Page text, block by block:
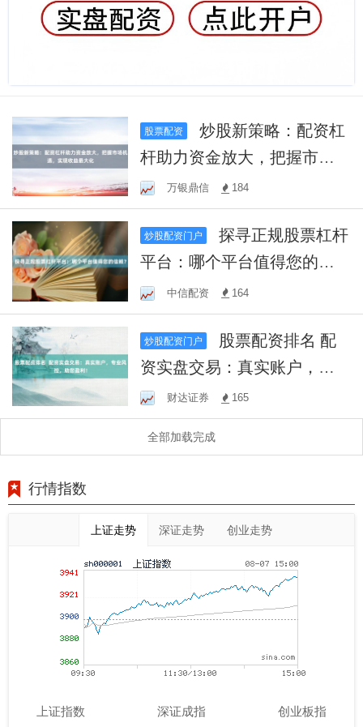
股票配资
炒股新策略：配资杠
杆助力资金放大，把握市场
机遇，实现收益最大化
万银鼎信 184
炒股配资门户
探寻正规股票杠杆
平台：哪个平台值得您的信
赖？中信配资 164
炒股配资门户
资实盘交易：真实账户，专
业风控，助您盈利！
财达证券 165
全部加载完成
行情指数
上证走势 深证走势 创业走势
上证指数 深证成指 创业板指